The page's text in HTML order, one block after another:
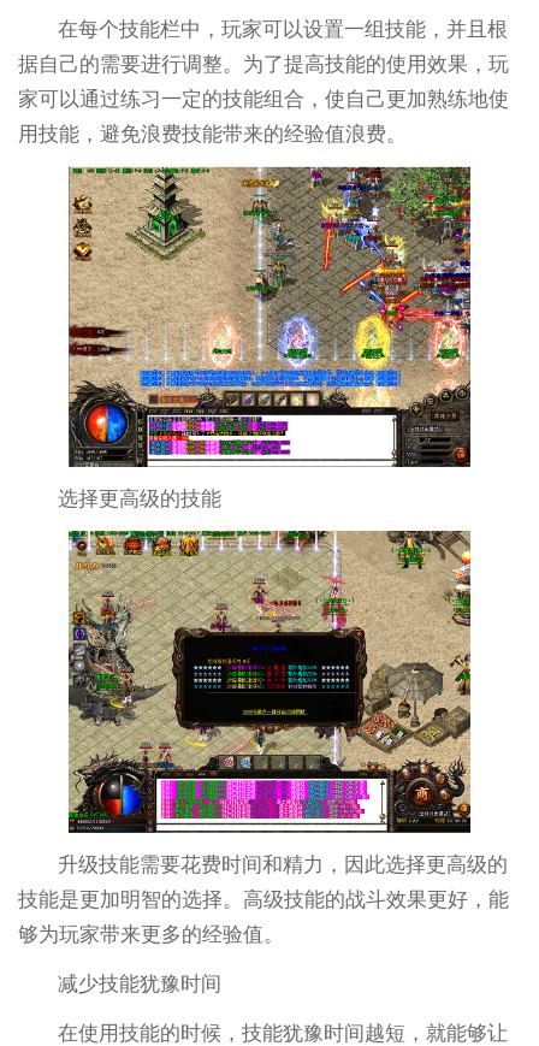
在每个技能栏中，玩家可以设置一组技能，并且根
据自己的需要进行调整。为了提高技能的使用效果，玩
家可以通过练习一定的技能组合，使自己更加熟练地使
用技能，避免浪费技能带来的经验值浪费。
选择更高级的技能
升级技能需要花费时间和精力，因此选择更高级的
技能是更加明智的选择。高级技能的战斗效果更好，能
够为玩家带来更多的经验值。
减少技能犹豫时间
在使用技能的时候，技能犹豫时间越短，就能够让